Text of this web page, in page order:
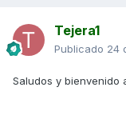
Tejera1
Publicado 24
Saludos y bienvenido